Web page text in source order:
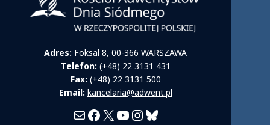
Adres: Foksal 8, 00-366 WARSZAWA
Telefon: (+48) 22 3131 431
Fax: (+48) 22 3131 500
Email: kancelaria@adwent.pl
MailFacebook
X YouTube
Instagram
Bluesky